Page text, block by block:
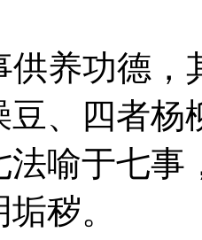
供养功德
豆、四者杨
法喻于七
秽。